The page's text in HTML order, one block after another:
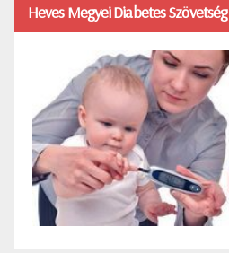
Heves Megyei Diabetes Szövetség